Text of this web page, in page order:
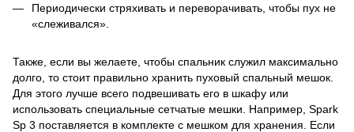
Периодически стряхивать и переворачивать, чтобы пух не
«слеживался».
Также, если вы желаете, чтобы спальник служил максимально
долго, то стоит правильно хранить пуховый спальный мешок.
Для этого лучше всего подвешивать его в шкафу или
использовать специальные сетчатые мешки. Например, Spark
Sp 3 поставляется в комплекте с мешком для хранения. Если